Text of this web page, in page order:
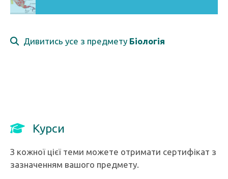
Дивитись усе з предмету Біологія
Курси
З кожної цієї теми можете отримати сертифікат з
зазначенням вашого предмету.